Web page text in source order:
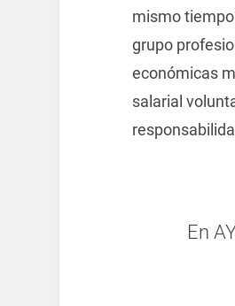
mismo
grupo
económicas
salarial
En